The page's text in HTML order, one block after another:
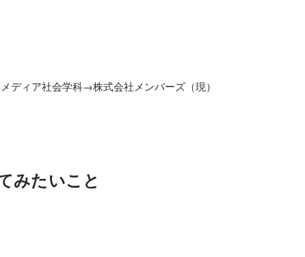
ディア社会学科→株式会社メンバーズ（現）
みたいこと